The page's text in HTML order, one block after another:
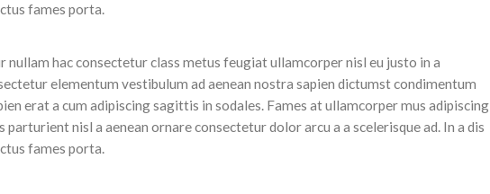
fames porta.
hac consectetur class metus feugiat ullamcorper nisl eu justo in a
elementum vestibulum ad aenean nostra sapien dictumst condimentum
erat a cum adipiscing sagittis in sodales. Fames at ullamcorper mus adipiscing
nisl a aenean ornare consectetur dolor arcu a a scelerisque ad. In a dis
fames porta.